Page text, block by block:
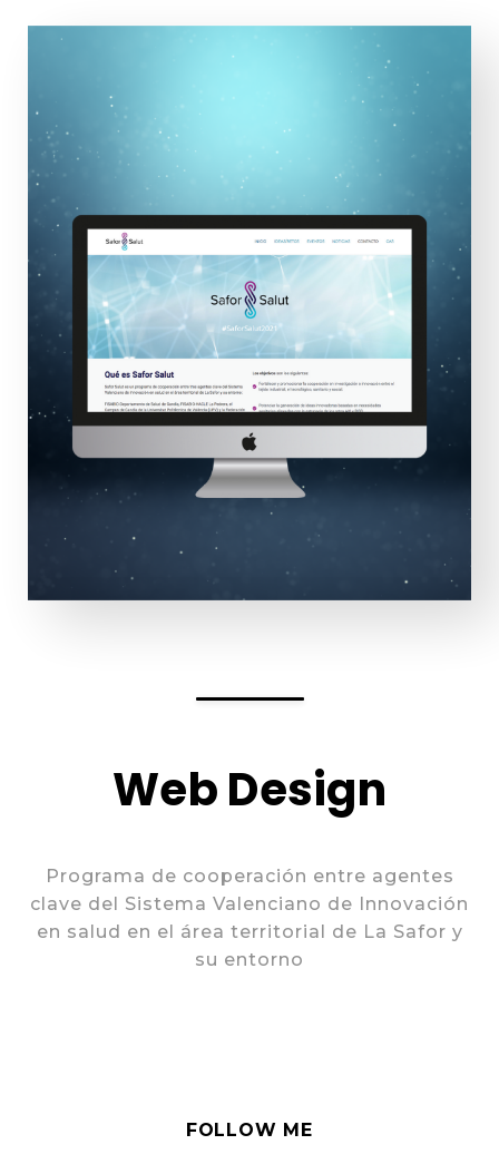
Web Design
Programa de cooperación entre agentes
clave del Sistema Valenciano de Innovación
en salud en el área territorial de La Safor y
su entorno
FOLLOW ME